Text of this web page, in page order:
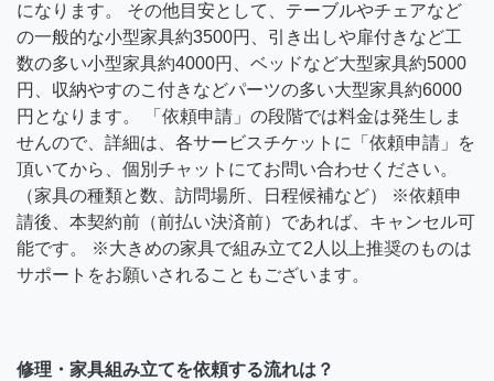
になります。 その他目安として、テーブルやチェアなど
の一般的な小型家具約3500円、引き出しや扉付きなど工
数の多い小型家具約4000円、ベッドなど大型家具約5000
円、収納やすのこ付きなどパーツの多い大型家具約6000
円となります。 「依頼申請」の段階では料金は発生しま
せんので、詳細は、各サービスチケットに「依頼申請」を
頂いてから、個別チャットにてお問い合わせください。
（家具の種類と数、訪問場所、日程候補など） ※依頼申
請後、本契約前（前払い決済前）であれば、キャンセル可
能です。 ※大きめの家具で組み立て2人以上推奨のものは
サポートをお願いされることもございます。
修理・家具組み立てを依頼する流れは？